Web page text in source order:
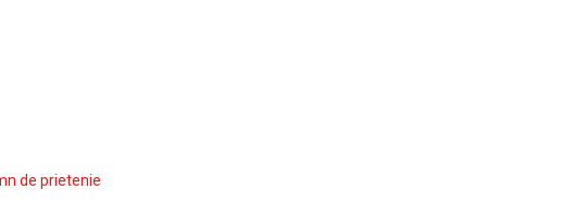
de prietenie